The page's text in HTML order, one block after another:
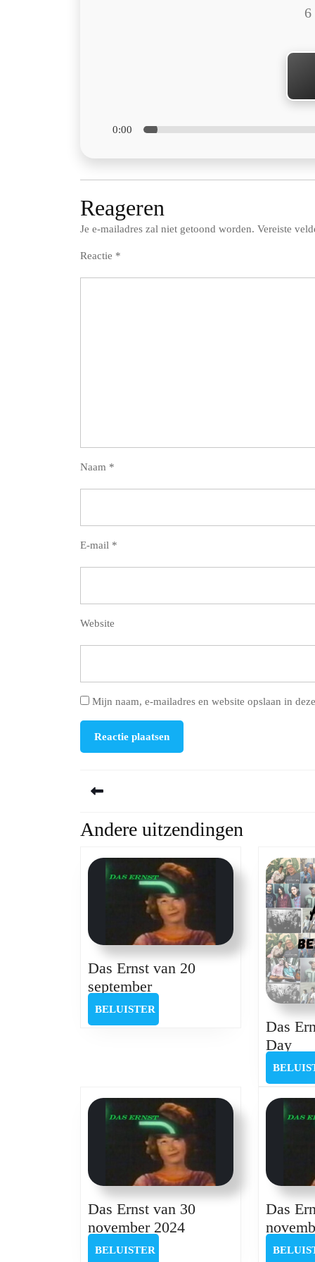
6
0:00
Reageren
Je e-mailadres zal niet getoond worden. Vereiste
Reactie *
Naam *
E-mail *
Website
Mijn naam, e-mailadres en website opslaan in
Previous
Andere uitzendingen
Das Ernst van 20
septemberDas
Ernst
van
BELUISTER
Das
Day
Das Ernst van 30
november 2024Das
BELUISTER
Das